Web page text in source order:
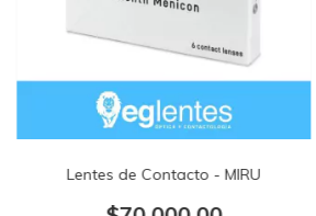
Lentes de Contacto - MIRU